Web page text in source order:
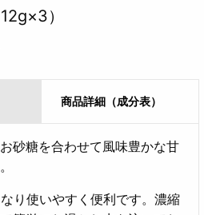
）
商品詳細（成分表）
砂糖を合わせて風味豊かな甘
り使いやすく便利です。濃縮